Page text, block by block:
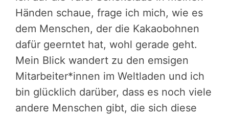
Händen schaue, frage ich mich, wie es
dem Menschen, der die Kakaobohnen
dafür geerntet hat, wohl gerade geht.
Mein Blick wandert zu den emsigen
Mitarbeiter*innen im Weltladen und ich
bin glücklich darüber, dass es noch viele
andere Menschen gibt, die sich diese